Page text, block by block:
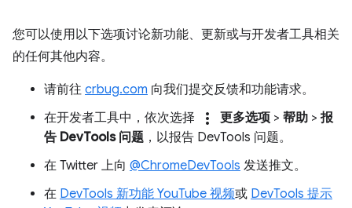
您可以使用以下选项讨论新功能、更新或与开发者工具相关
的任何其他内容。
请前往 crbug.com 向我们提交反馈和功能请求。
在开发者工具中，依次选择
more_vert 更多选项 > 帮助 > 报
告 DevTools 问题 ，以报告 DevTools 问题。
在 Twitter 上向 @ChromeDevTools 发送推文。
在 DevTools 新功能 YouTube 视频或 DevTools 提示